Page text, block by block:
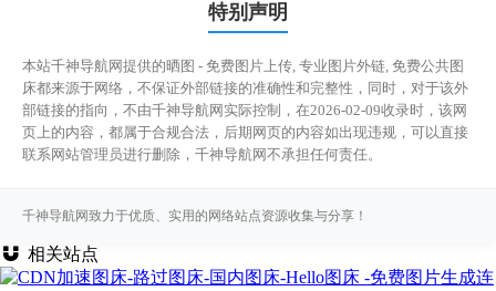
特别声明
本站千神导航网提供的晒图 - 免费图片上传, 专业图片外链, 免费公共图
床都来源于网络，不保证外部链接的准确性和完整性，同时，对于该外
部链接的指向，不由千神导航网实际控制，在2026-02-09收录时，该网
页上的内容，都属于合规合法，后期网页的内容如出现违规，可以直接
联系网站管理员进行删除，千神导航网不承担任何责任。
千神导航网致力于优质、实用的网络站点资源收集与分享！
相关站点